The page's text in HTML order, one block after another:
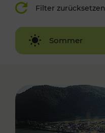
Filter zurücksetzen
Sommer
Winter